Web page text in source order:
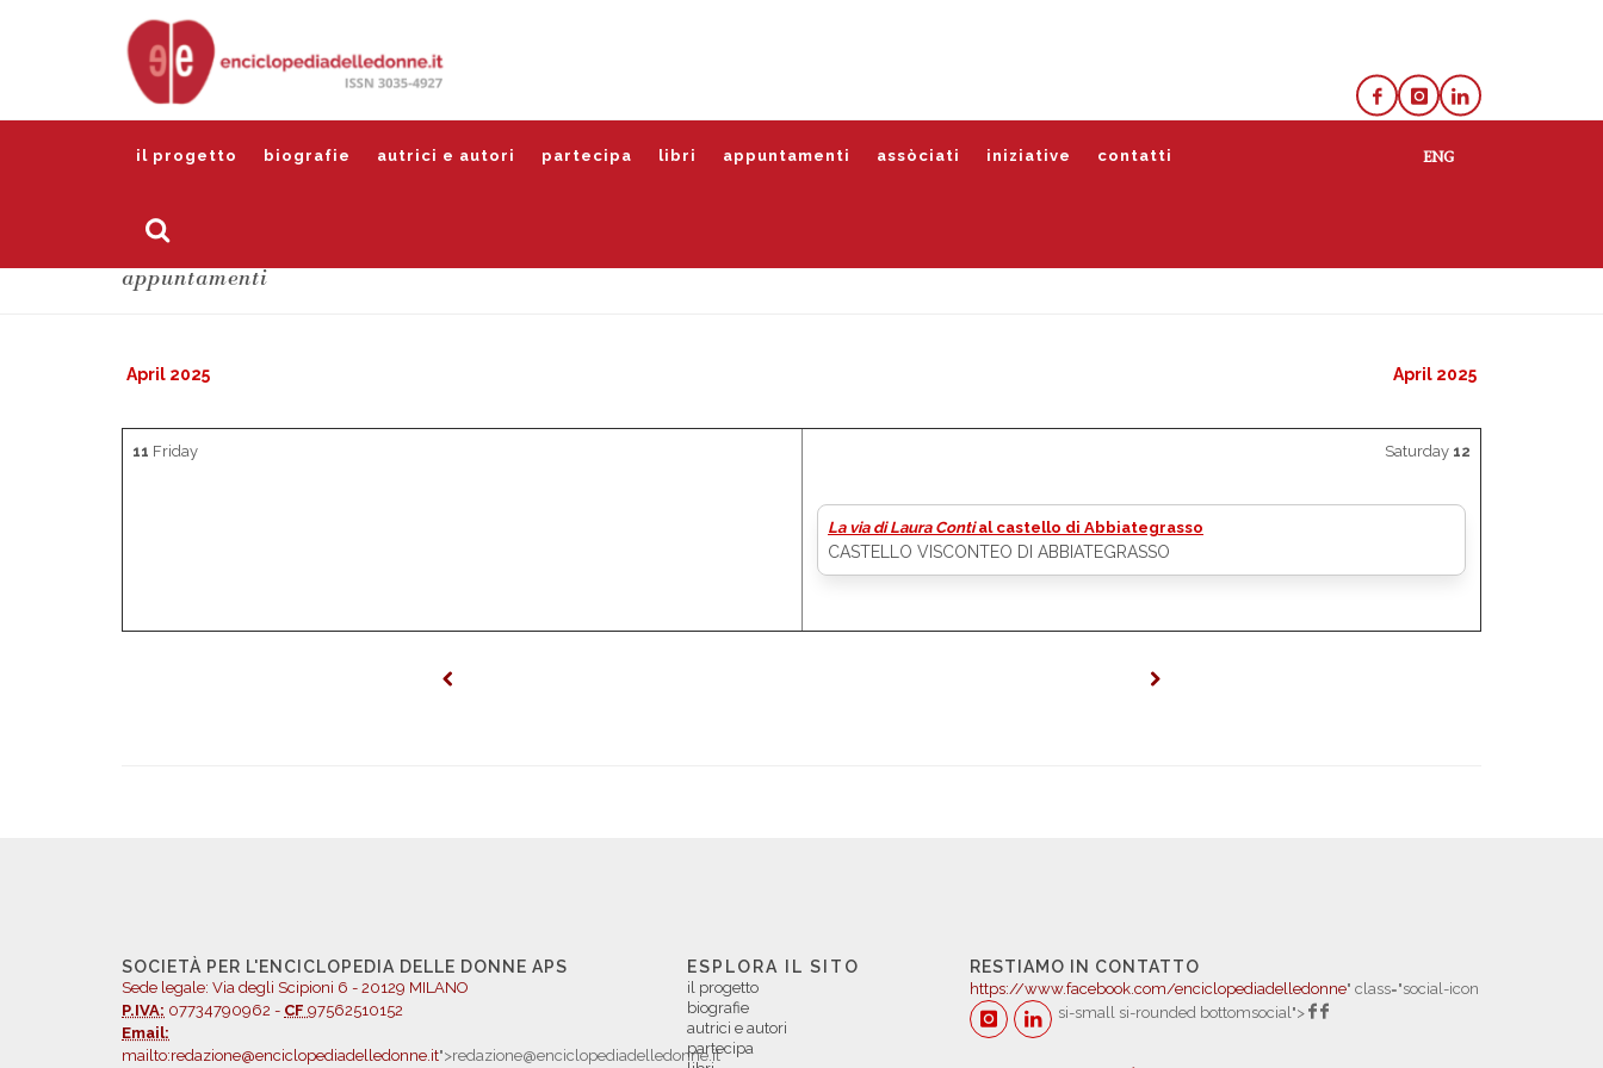
il progetto biografie autrici e autori partecipa libri appuntamenti assòciati iniziative contatti
appuntamenti
April 2025 April 2025
11 Friday Saturday 12
La via di Laura Contial castello di Abbiategrasso
CASTELLO VISCONTEO DI ABBIATEGRASSO
SOCIETÀ PER L'ENCICLOPEDIA DELLE DONNE APS
Sede legale: Via degli Scipioni 6 - 20129 MILANO
P.IVA: 07734790962 - CF 97562510152
Email:
mailto:redazione@enciclopediadelledonne.it">redazione@enciclopediadelledonne.it
ESPLORA IL SITO
il progetto
biografie
autrici e autori
partecipa
RESTIAMO IN CONTATTO
https://www.facebook.com/enciclopediadelledonne" class="social-icon
si-small si-rounded bottomsocial">